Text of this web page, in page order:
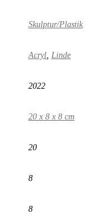
Skulptur/Plastik
Acryl Linde
2022
20 x 8 x 8 cm
20
8
8